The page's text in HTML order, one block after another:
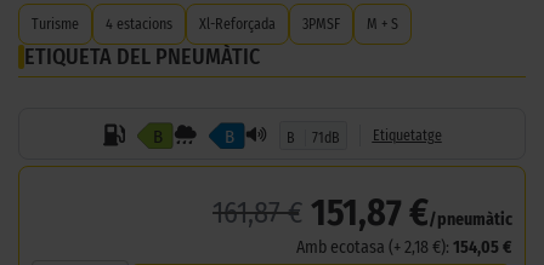
Turisme 4 estacions Xl-Reforçada 3PMSF M + S
ETIQUETA DEL PNEUMÀTIC
B B B 71dB Etiquetatge
161,87 € 151,87 €/pneumàtic
Amb ecotasa (+ 2,18 €): 154,05 €